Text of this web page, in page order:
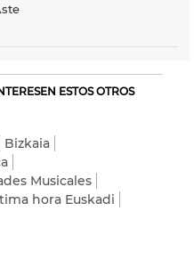
ESTOS OTROS
Bizkaia
Musicales
hora Euskadi